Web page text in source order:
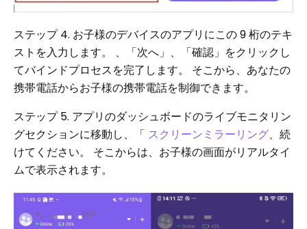
ステップ 4. お子様のデバイスのアプリにこの 9 桁のテキ
ストを入力します。 、「次へ」、「確認」をクリックし
てバインドプロセスを完了します。 そこから、あなたの
携帯電話からお子様の携帯電話を制御できます。
ステップ 5. アプリのダッシュボードのライブモニタリン
グセクションに移動し、「 スクリーンミラーリング、続
けてください。 そこからは、お子様の画面がリアルタイ
ムで表示されます。